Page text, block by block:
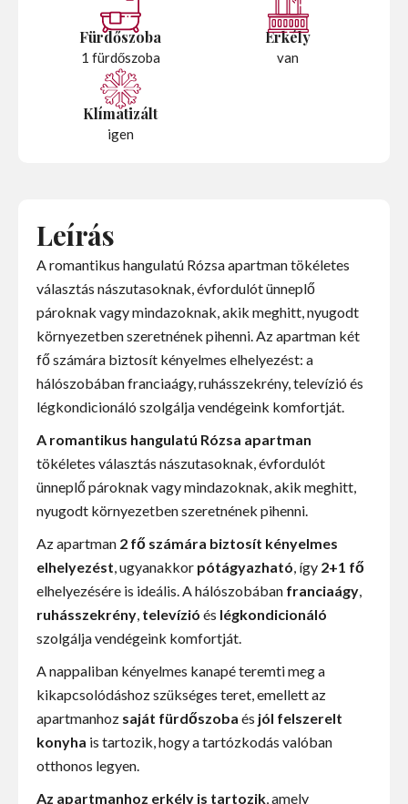
Fürdőszoba
1 fürdőszoba
Erkély
van
Klímatizált
igen
Leírás
A romantikus hangulatú Rózsa apartman tökéletes
választás nászutasoknak, évfordulót ünneplő
pároknak vagy mindazoknak, akik meghitt, nyugodt
környezetben szeretnének pihenni. Az apartman két
fő számára biztosít kényelmes elhelyezést: a
hálószobában franciaágy, ruhásszekrény, televízió és
légkondicionáló szolgálja vendégeink komfortját.
A romantikus hangulatú Rózsa apartman
tökéletes választás nászutasoknak, évfordulót
ünneplő pároknak vagy mindazoknak, akik meghitt,
nyugodt környezetben szeretnének pihenni.
Az apartman 2 fő számára biztosít kényelmes
elhelyezést , ugyanakkor pótágyazható , így 2+1 fő
elhelyezésére is ideális. A hálószobában franciaágy
ruhásszekrény televízió és légkondicionáló
szolgálja vendégeink komfortját.
A nappaliban kényelmes kanapé teremti meg a
kikapcsolódáshoz szükséges teret, emellett az
apartmanhoz saját fürdőszoba és jól felszerelt
konyha is tartozik, hogy a tartózkodás valóban
otthonos legyen.
Az apartmanhoz erkély is tartozik , amely